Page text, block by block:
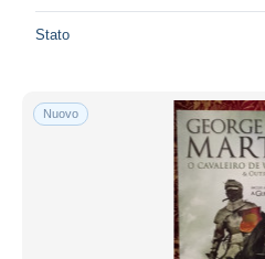
Stato
Nuovo